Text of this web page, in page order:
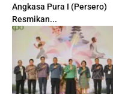
Angkasa Pura I (Persero)
Resmikan...